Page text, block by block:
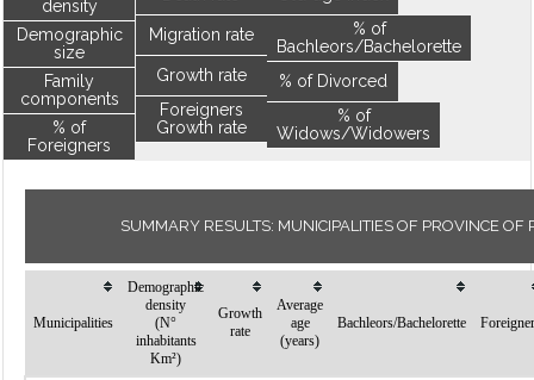
density
Demographic
size
Family
components
% of
Foreigners
Migration rate
Growth rate
Foreigners
Growth rate
% of
Bachleors/Bachelorette
% of Divorced
% of
Widows/Widowers
SUMMARY RESULTS: MUNICIPALITIES OF PROVINCE OF
Municipalities
Demographic
density
(N°
inhabitants
Km²)
Growth
rate
Average
age
(years)
Bachleors/Bachelorette